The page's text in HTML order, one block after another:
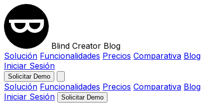
Blind Creator Blog
Solución Funcionalidades Precios Comparativa Blog
Iniciar Sesión
Solicitar Demo
Solución Funcionalidades Precios Comparativa Blog
Iniciar Sesión
Solicitar Demo